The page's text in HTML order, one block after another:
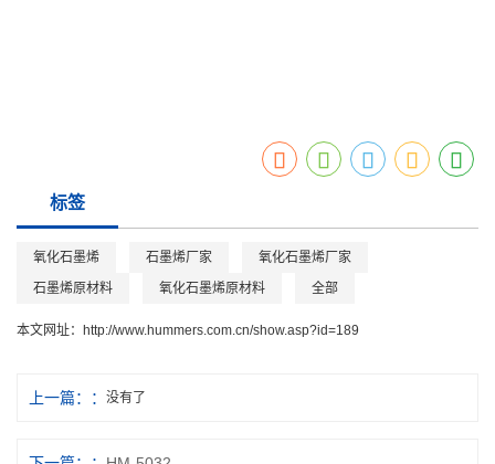
标签
氧化石墨烯 石墨烯厂家
氧化石墨烯厂家
石墨烯原材料
氧化石墨烯原材料 全部
本文网址： http://www.hummers.com.cn/show.asp?id=189
上一篇： 没有了